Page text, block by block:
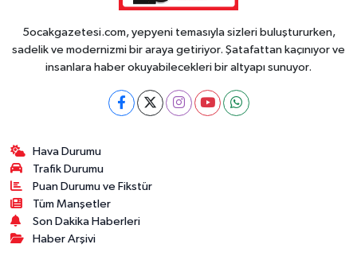
5ocakgazetesi.com, yepyeni temasıyla sizleri buluştururken,
sadelik ve modernizmi bir araya getiriyor. Şatafattan kaçınıyor ve
insanlara haber okuyabilecekleri bir altyapı sunuyor.
Hava Durumu
Trafik Durumu
Puan Durumu ve Fikstür
Tüm Manşetler
Son Dakika Haberleri
Haber Arşivi